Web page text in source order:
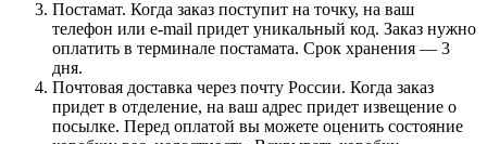
Постамат. Когда заказ поступит на точку, на ваш
телефон или e-mail придет уникальный код. Заказ нужно
оплатить в терминале постамата. Срок хранения — 3
дня.
Почтовая доставка через почту России. Когда заказ
придет в отделение, на ваш адрес придет извещение о
посылке. Перед оплатой вы можете оценить состояние